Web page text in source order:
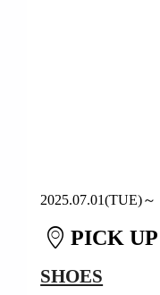
2025.07.01(TUE)～
PICK
SHOES